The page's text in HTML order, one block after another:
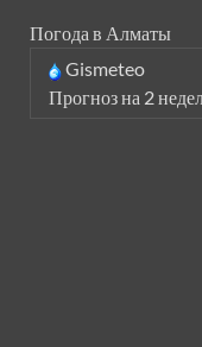
Погода в Алматы
Gismeteo
Прогноз на 2